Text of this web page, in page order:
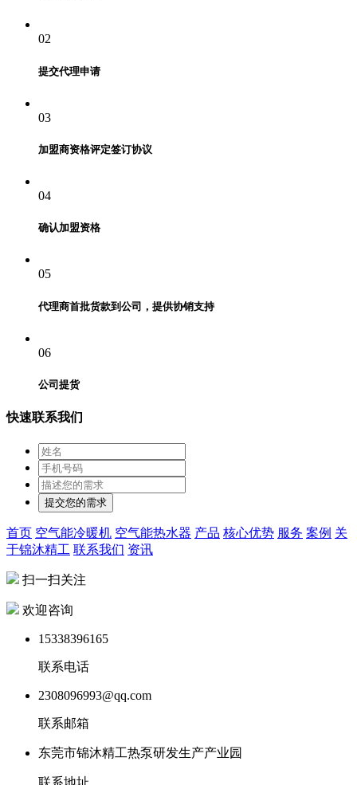
02
提交代理申请
03
加盟商资格评定签订协议
04
确认加盟资格
05
代理商首批货款到公司，提供协销支持
06
公司提货
快速联系我们
首页 空气能冷暖机 空气能热水器 产品 核心优势 服务 案例 关
于锦沐精工 联系我们 资讯
扫一扫关注
欢迎咨询
15338396165
联系电话
2308096993@qq.com
联系邮箱
东莞市锦沐精工热泵研发生产产业园